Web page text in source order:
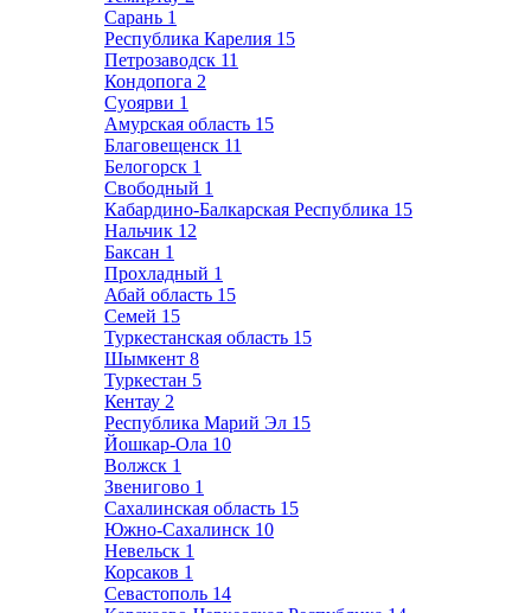
Сарань 1
Республика Карелия 15
Петрозаводск 11
Кондопога 2
Суоярви 1
Амурская область 15
Благовещенск 11
Белогорск 1
Свободный 1
Кабардино-Балкарская Республика 15
Нальчик 12
Баксан 1
Прохладный 1
Абай область 15
Семей 15
Туркестанская область 15
Шымкент 8
Туркестан 5
Кентау 2
Республика Марий Эл 15
Йошкар-Ола 10
Волжск 1
Звенигово 1
Сахалинская область 15
Южно-Сахалинск 10
Невельск 1
Корсаков 1
Севастополь 14